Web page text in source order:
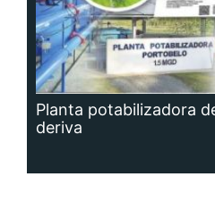
Planta potabilizadora
deriva